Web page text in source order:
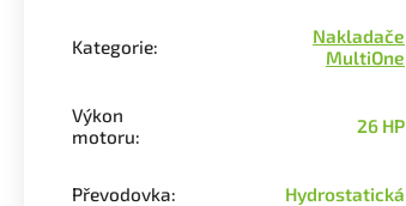
Kategorie:
Nakladače
MultiOne
Výkon
motoru: 26 HP
Převodovka: Hydrostatická